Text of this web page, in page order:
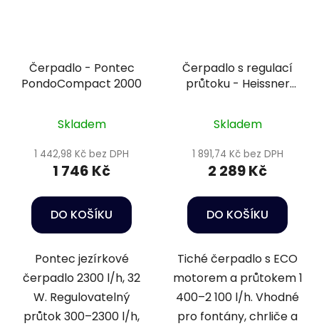
Čerpadlo - Pontec
PondoCompact 2000
Skladem
1 442,98 Kč bez DPH
1 746 Kč
DO KOŠÍKU
Pontec jezírkové
čerpadlo 2300 l/h, 32
W. Regulovatelný
průtok 300–2300 l/h,
Čerpadlo s regulací
průtoku - Heissner
Skladem
1 891,74 Kč bez DPH
2 289 Kč
DO KOŠÍKU
Tiché čerpadlo s ECO
motorem a průtokem 1
400–2 100 l/h. Vhodné
pro fontány, chrliče a